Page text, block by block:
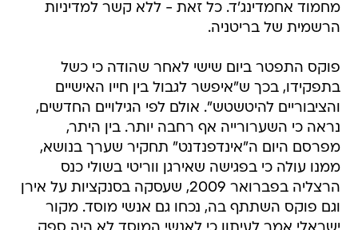
מחמוד אחמדינג'ד. כל זאת - ללא קשר למדיניות
הרשמית של בריטניה.
פוקס התפטר ביום שישי לאחר שהודה כי כשל
בתפקידו, בכך ש"איפשר לגבול בין חייו האישיים
והציבוריים להיטשטש". אולם לפי הגילויים החדשים,
נראה כי השערורייה אף רחבה יותר. בין היתר,
מפרסם היום ה"אינדפנדנט" תחקיר שערך בנושא,
ממנו עולה כי בפגישה שאירגן ווריטי בשולי כנס
הרצליה בפברואר 2009, שעסקה בסנקציות על אירן
וגם פוקס השתתף בה, נכחו גם אנשי מוסד. מקור